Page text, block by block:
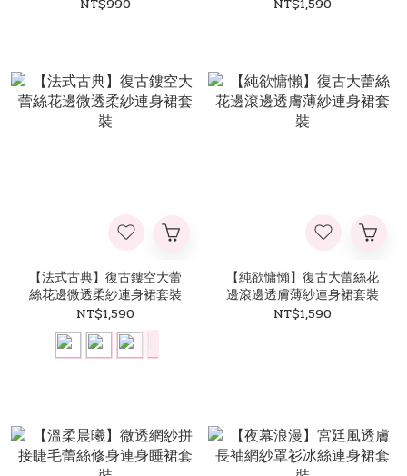
NT$990
NT$1,590
【法式古典】復古鏤空大蕾
絲花邊微透柔紗連身裙套裝
NT$1,590
【純欲慵懶】復古大蕾絲花
邊滾邊透膚薄紗連身裙套裝
NT$1,590